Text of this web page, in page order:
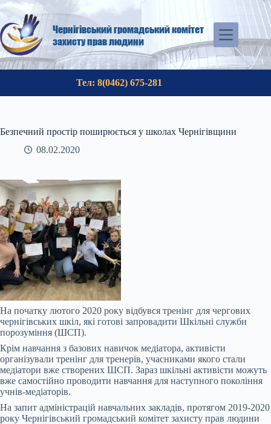
Перейти
до
вмісту
Чернігівський громадський комітет
захисту прав людини
Тел: 8(0462) 675-281
Безпечний простір поширюється у школах Чернігівщини
08.02.2020
На початку лютого 2020 року відбувся тренінг для чергових
чернігівських шкіл, які готові запровадити Шкільні служби
порозуміння (ШСП).
Крім навчання з базових навичок медіатора, активісти
організували тренінг для тренерів, учасниками якого стали
медіатори вже створених ШСП. Зараз шкільні активісти можуть
вже самостійно проводити навчання для наступного покоління
учнів-медіаторів.
На запит адміністрацій навчальних закладів, протягом 2019-2020
року Чернігівський громадський комітет захисту прав людини